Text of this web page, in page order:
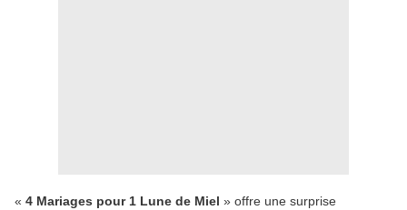
« 4 Mariages pour 1 Lune de Miel » offre une surprise